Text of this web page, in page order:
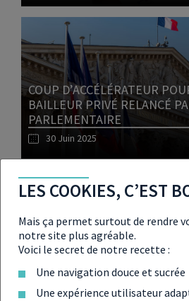
COUP D’ACCÉLÉRATEUR
BAILLEUR PRIVÉ RELANCÉ
PARLEMENTAIRE
30 Juin 2025
GOUVERNEMENT BAYROU :
PLUS RICHE DEPUIS 2014
24 Juin 2025
LES COOKIES, C’EST
Mais ça permet surtout de rendre
notre site plus agréable.
Voici le secret de notre recette :
Une navigation douce et sucrée
Une expérience utilisateur